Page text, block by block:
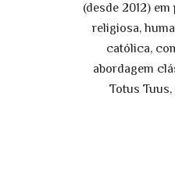
(desde 2012)
religiosa,
católica,
abordagem
Totus Tuus,